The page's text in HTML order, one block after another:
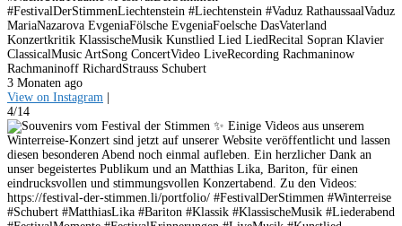
#FestivalDerStimmenLiechtenstein #Liechtenstein #Vaduz RathaussaalVaduz
MariaNazarova EvgeniaFölsche EvgeniaFoelsche DasVaterland
Konzertkritik KlassischeMusik Kunstlied Lied LiedRecital Sopran Klavier
ClassicalMusic ArtSong ConcertVideo LiveRecording Rachmaninow
Rachmaninoff RichardStrauss Schubert
3 Monaten ago
View on Instagram
4/14